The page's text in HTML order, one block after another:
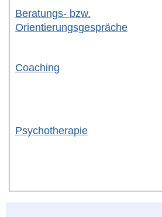
Beratungs- bzw.
Orientierungsgespräche
Coaching
Psychotherapie